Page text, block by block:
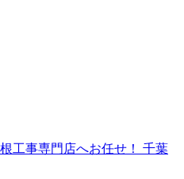
工事専門店へお任せ！ 千葉